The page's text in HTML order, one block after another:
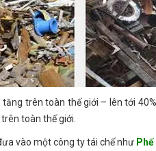
trên toàn thế giới – lên tới
toàn thế giới.
vào một công ty tái chế như Phế